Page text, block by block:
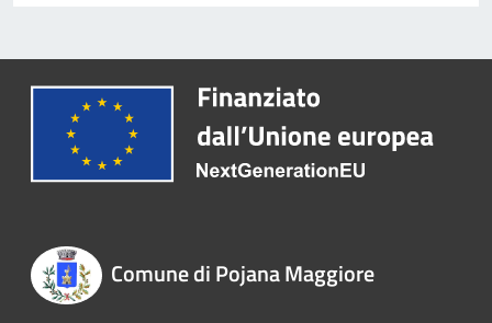
Comune di Pojana Maggiore